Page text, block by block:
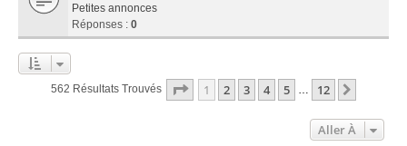
Petites annonces
Réponses : 0
562 Résultats Trouvés Page 1Sur
1 2 3 4 5 … 12
Aller À